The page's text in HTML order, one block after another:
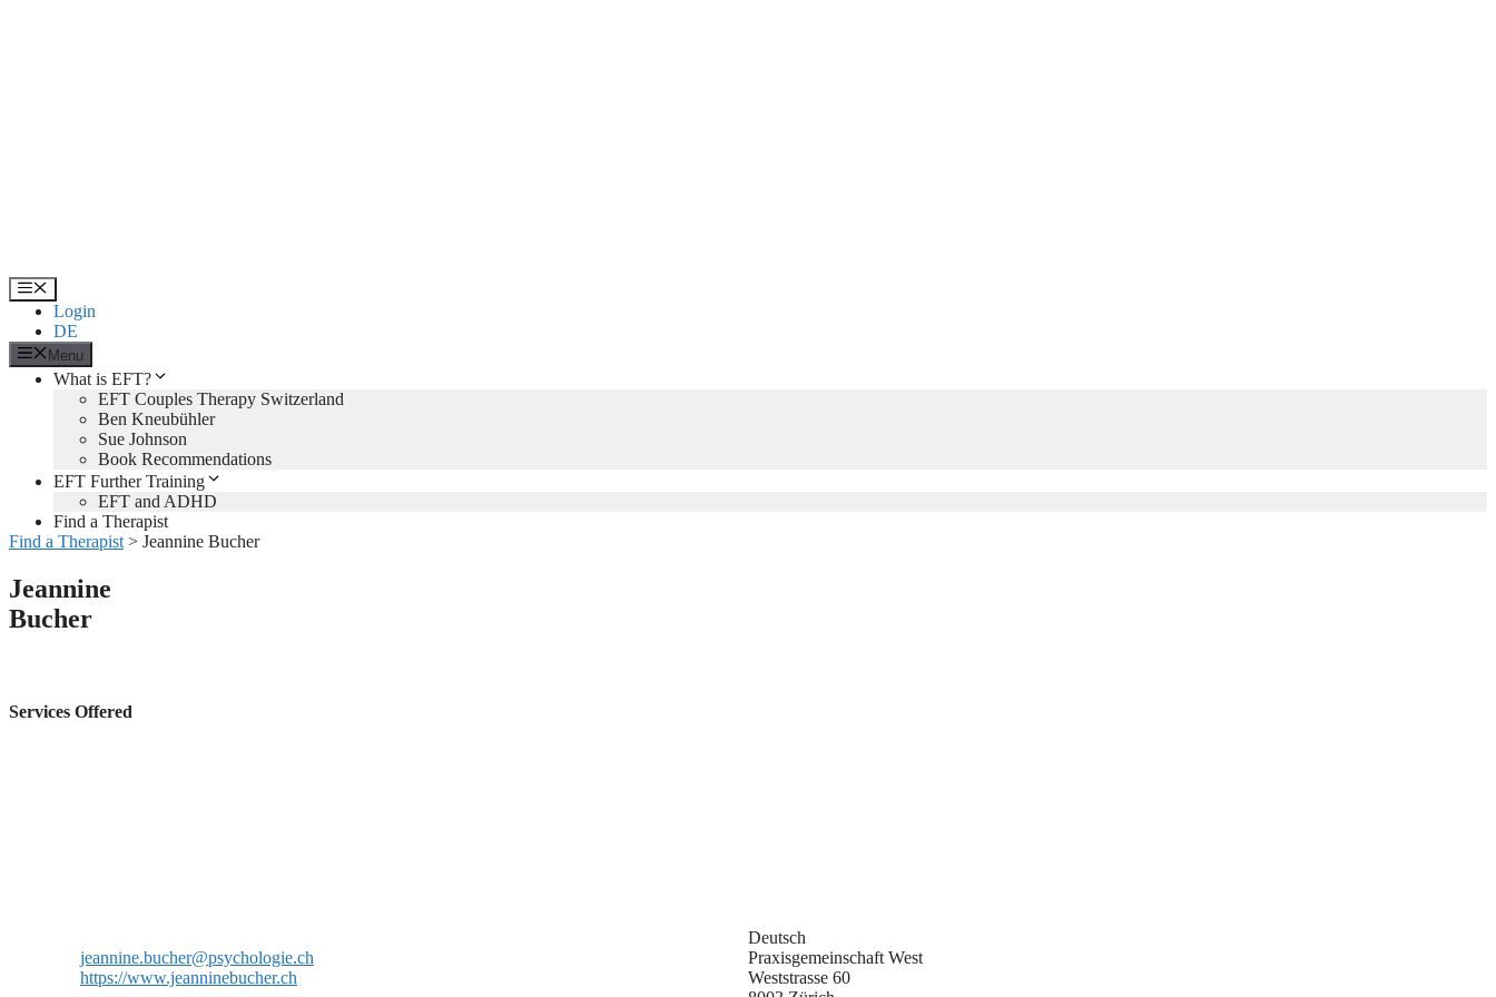
Menu
Login
DE
Menu
What is EFT?
EFT Couples Therapy Switzerland
Ben Kneubühler
Sue Johnson
Book Recommendations
EFT Further Training
EFT and ADHD
Find a Therapist
Find a Therapist > Jeannine Bucher
Jeannine
Bucher
Services Offered
jeannine.bucher@psychologie.ch
https://www.jeanninebucher.ch
Deutsch
Praxisgemeinschaft West
Weststrasse 60